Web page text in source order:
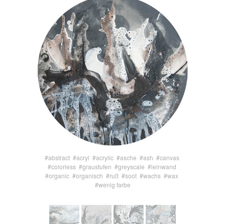
#abstract #acryl #acrylic #asche #ash #canvas
#colorless #graustufen #greyscale #leinwand
#organic #organisch #ruß #soot #wachs #wax
#wenig farbe